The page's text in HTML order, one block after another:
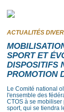
ACTUALITÉS
SPORT ET
DISPOSITIFS
PROMOTION
Le Comité national
l'ensemble des
CTOS à se
sport, qui se tiendra